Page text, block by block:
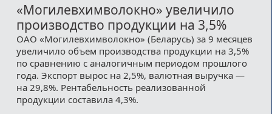
Пользовательское соглашение
Медиакит
Контакты
«Могилевхимволокно» увеличило
производство продукции на 3,5%
ОАО «Могилевхимволокно» (Беларусь) за 9 месяцев
увеличило объем производства продукции на 3,5%
по сравнению с аналогичным периодом прошлого
года. Экспорт вырос на 2,5%, валютная выручка —
на 29,8%. Рентабельность реализованной
продукции составила 4,3%.